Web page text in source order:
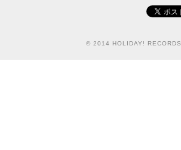
© 2014 HOLIDAY! RECORDS